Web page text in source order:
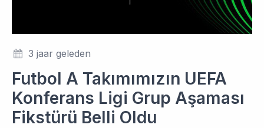
3 jaar geleden
Futbol A Takımımızın UEFA
Konferans Ligi Grup Aşaması
Fikstürü Belli Oldu